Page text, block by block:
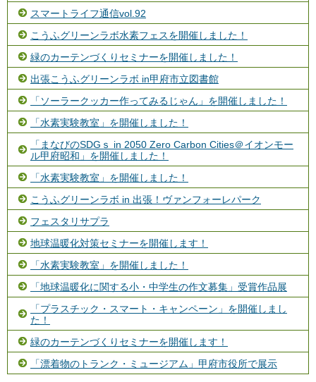
スマートライフ通信vol.92
こうふグリーンラボ水素フェスを開催しました！
緑のカーテンづくりセミナーを開催しました！
出張こうふグリーンラボ in甲府市立図書館
「ソーラークッカー作ってみるじゃん」を開催しました！
「水素実験教室」を開催しました！
「まなびのSDGｓ in 2050 Zero Carbon Cities＠イオンモー
ル甲府昭和」を開催しました！
「水素実験教室」を開催しました！
こうふグリーンラボ in 出張！ヴァンフォーレパーク
フェスタリサプラ
地球温暖化対策セミナーを開催します！
「水素実験教室」を開催しました！
「地球温暖化に関する小・中学生の作文募集」受賞作品展
「プラスチック・スマート・キャンペーン」を開催しまし
た！
緑のカーテンづくりセミナーを開催します！
「漂着物のトランク・ミュージアム」甲府市役所で展示